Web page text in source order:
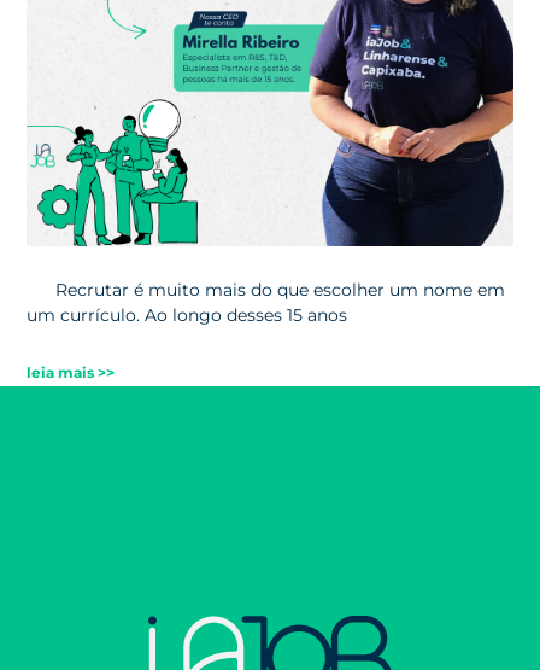
Recrutar é muito mais do que escolher um nome em
um currículo. Ao longo desses 15 anos
leia mais >>